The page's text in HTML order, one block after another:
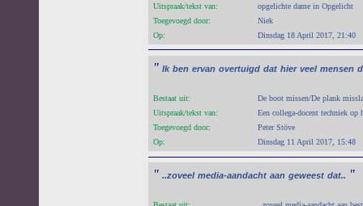
Uitspraak/tekst van:
opgelichte dame in Opgelicht
Toegevoegd door:
Niek
Op:
Dinsdag 18 April 2017, 21:40
" Ik ben ervan overtuigd dat hier veel mensen
Bestaat uit:
De boot missen/De plank
Uitspraak/tekst van:
Een collega-docent techniek op
Toegevoegd door:
Peter Stöve
Op:
Dinsdag 11 April 2017, 15:48
" ..zoveel media-aandacht aan geweest dat.. "